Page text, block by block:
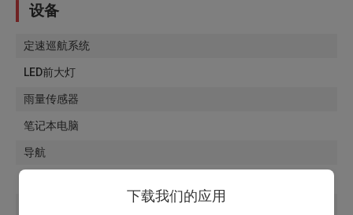
设备
定速巡航系统
LED前大灯
雨量传感器
笔记本电脑
导航
下载我们的应用